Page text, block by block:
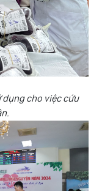
dụng cho việc cứu